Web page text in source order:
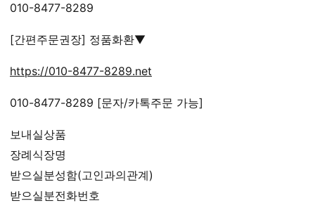
010-8477-8289
[간편주문권장] 정품화환▼
https://010-8477-8289.net
010-8477-8289 [문자/카톡주문 가능]
보내실상품
장례식장명
받으실분성함(고인과의관계)
받으실분전화번호